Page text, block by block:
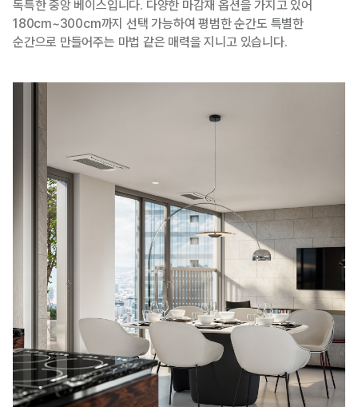
독특한 중앙 베이스입니다. 다양한 마감재 옵션을 가지고 있어
180cm~300cm까지 선택 가능하여 평범한 순간도 특별한
순간으로 만들어주는 마법 같은 매력을 지니고 있습니다.